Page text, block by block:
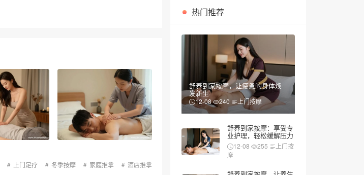
上门足疗 冬季按摩 家庭推拿 酒店推拿
热门推荐
舒养到家按摩，让疲惫的身体焕
发新生
12-08 240 上门按摩
舒养到家按摩：享受专
业护理，轻松缓解压力
12-08 255
上门按
摩